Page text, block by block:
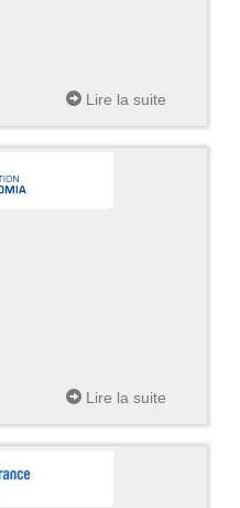
Lire la suite
Lire la suite